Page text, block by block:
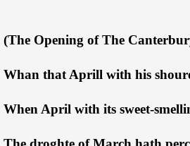
The
)
Whan that Aprill with his